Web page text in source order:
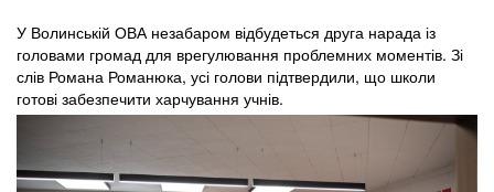
У Волинській ОВА незабаром відбудеться друга нарада із
головами громад для врегулювання проблемних моментів. Зі
слів Романа Романюка, усі голови підтвердили, що школи
готові забезпечити харчування учнів.